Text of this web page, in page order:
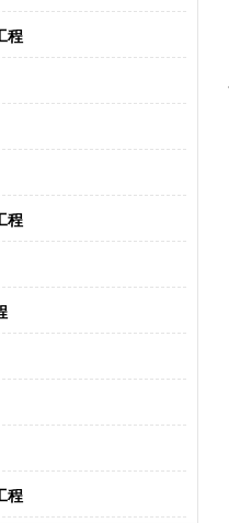
程
程
程